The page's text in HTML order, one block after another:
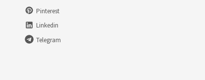
Pinterest
Linkedin
Telegram